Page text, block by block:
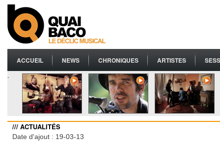
ACCUEIL NEWS CHRONIQUES ARTISTES
.
/// ACTUALITÉS
Date d'ajout : 19-03-13